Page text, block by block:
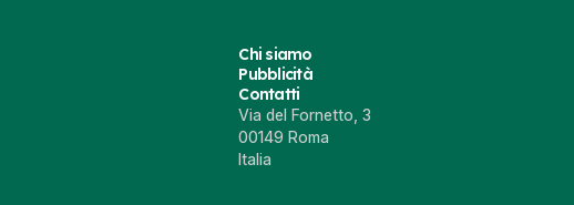
Chi siamo
Pubblicità
Contatti
Via del Fornetto, 3
00149 Roma
Italia